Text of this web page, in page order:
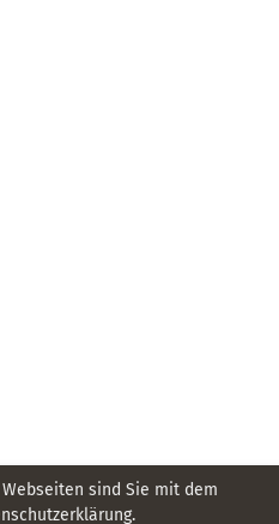
sind Sie mit dem